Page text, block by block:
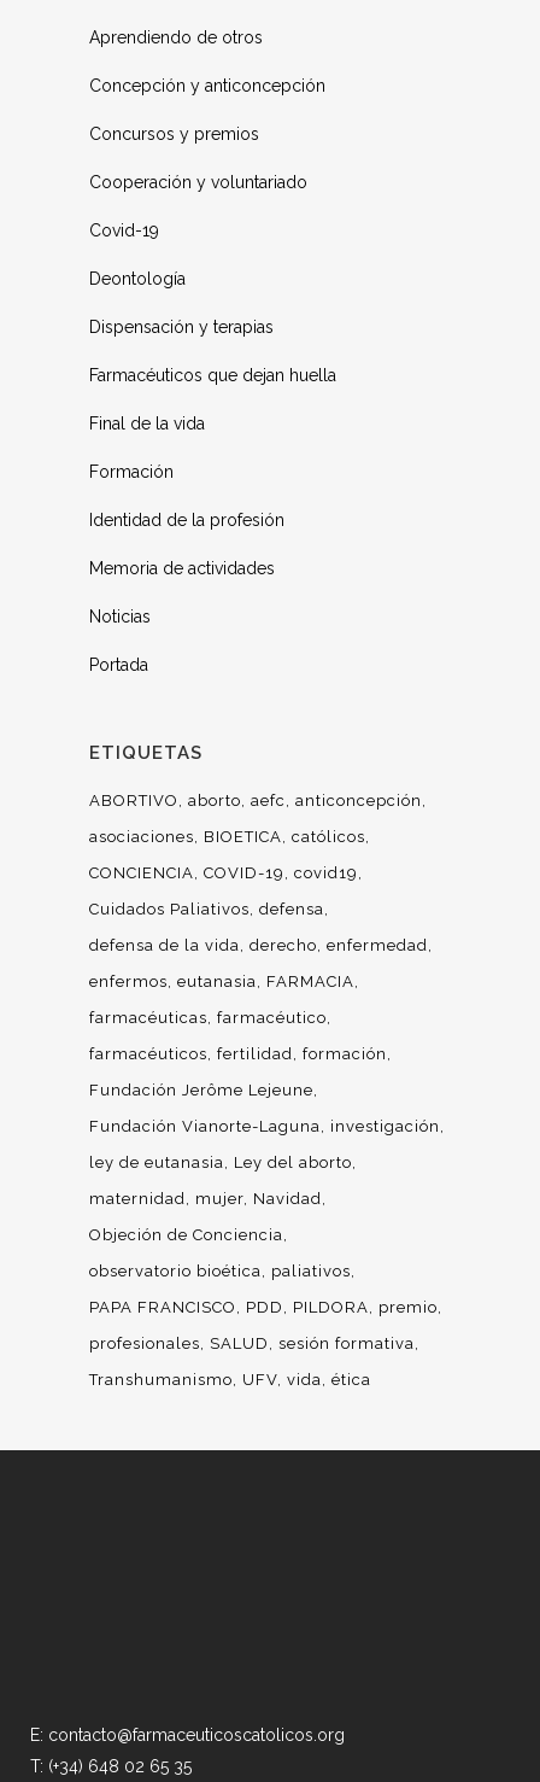
Aprendiendo de otros
Concepción y anticoncepción
Concursos y premios
Cooperación y voluntariado
Covid-19
Deontología
Dispensación y terapias
Farmacéuticos que dejan huella
Final de la vida
Formación
Identidad de la profesión
Memoria de actividades
Noticias
Portada
ETIQUETAS
ABORTIVO aborto aefc
anticoncepción
asociaciones
BIOETICA católicos
CONCIENCIA COVID-19
covid19
Cuidados Paliativos defensa
defensa de la vida derecho enfermedad
enfermos eutanasia
FARMACIA
farmacéuticas farmacéutico
farmacéuticos fertilidad formación
Fundación Jerôme Lejeune
Fundación Vianorte-Laguna
investigación
ley de eutanasia
Ley del aborto
maternidad
mujer Navidad
Objeción de Conciencia
observatorio bioética
paliativos
PAPA FRANCISCO
PDD PILDORA
premio
profesionales
SALUD
sesión formativa
Transhumanismo
UFV vida ética
E: contacto@farmaceuticoscatolicos.org
T: (+34) 648 02 65 35